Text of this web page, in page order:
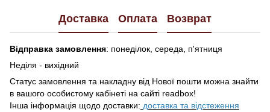
Доставка Оплата Возврат
Відправка замовлення: понеділок, середа, п'ятниця
Неділя - вихідний
Статус замовлення та накладну від Нової пошти можна знайти
в вашого особистому кабінеті на сайті readbox!
Інша інформація щодо доставки: доставка та відстеження